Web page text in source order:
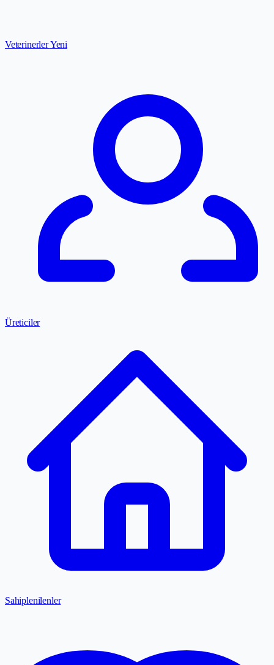
VeterinerlerYeni
Üreticiler
Sahiplenilenler